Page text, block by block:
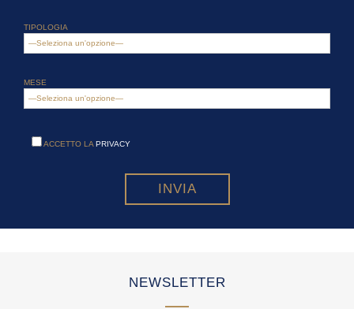
TIPOLOGIA
MESE
ACCETTO LAPRIVACY
NEWSLETTER